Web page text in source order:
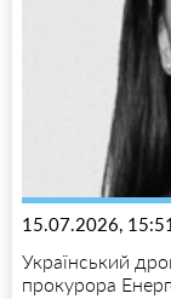
15.07.2026, 15:51
Український
прокурора